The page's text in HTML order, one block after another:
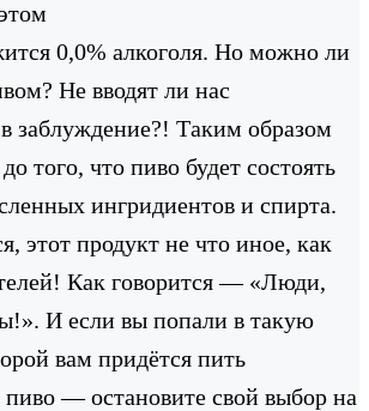
0,0% алкоголя. Но можно ли
Не вводят ли нас
заблуждение?! Таким образом
того, что пиво будет состоять
ингридиентов и спирта.
этот продукт не что иное, как
Как говорится — «Люди,
И если вы попали в такую
вам придётся пить
пиво — остановите свой выбор на